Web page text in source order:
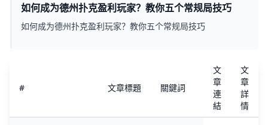
如何成为德州扑克盈利玩家？教你五个常规局技巧
如何成为德州扑克盈利玩家？教你五个常规局技巧
# 文章標題 關鍵詞
文
章
連
結
文
章
詳
情